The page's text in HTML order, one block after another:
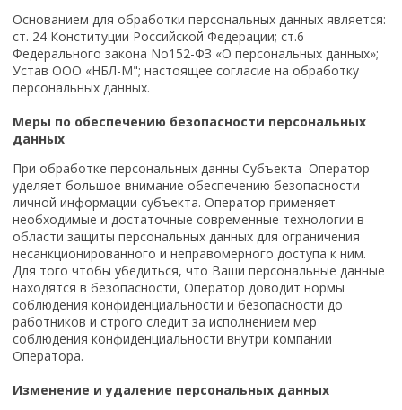
Основанием для обработки персональных данных является:
ст. 24 Конституции Российской Федерации; ст.6
Федерального закона No152-ФЗ «О персональных данных»;
Устав ООО «НБЛ-М"; настоящее согласие на обработку
персональных данных.
Меры по обеспечению безопасности персональных
данных
При обработке персональных данны Субъекта Оператор
уделяет большое внимание обеспечению безопасности
личной информации субъекта. Оператор применяет
необходимые и достаточные современные технологии в
области защиты персональных данных для ограничения
несанкционированного и неправомерного доступа к ним.
Для того чтобы убедиться, что Ваши персональные данные
находятся в безопасности, Оператор доводит нормы
соблюдения конфиденциальности и безопасности до
работников и строго следит за исполнением мер
соблюдения конфиденциальности внутри компании
Оператора.
Изменение и удаление персональных данных